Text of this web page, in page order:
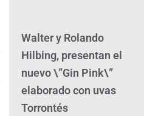
Walter y Rolando
Hilbing, presentan el
nuevo \”Gin Pink\”
elaborado con uvas
Torrontés